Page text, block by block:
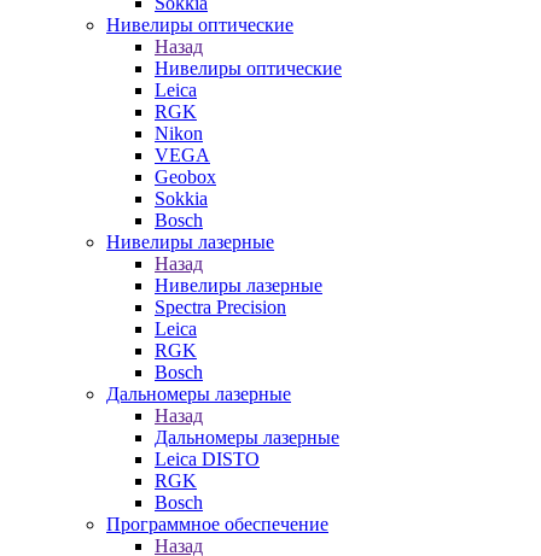
Нивелиры оптические
Назад
Нивелиры оптические
Leica
RGK
Nikon
VEGA
Geobox
Sokkia
Bosch
Нивелиры лазерные
Назад
Нивелиры лазерные
Spectra Precision
Leica
RGK
Bosch
Дальномеры лазерные
Назад
Дальномеры лазерные
Leica DISTO
RGK
Bosch
Программное обеспечение
Назад